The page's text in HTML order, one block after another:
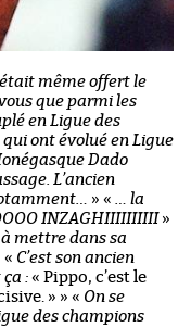
même offert le
que parmi les
en Ligue des
ont évolué en Ligue
Dado
L’ancien
» « … la
INZAGHIIIIIIIIII»
à mettre dans sa
« C’est son ancien
: « Pippo, c’est le
» » « On se
des champions